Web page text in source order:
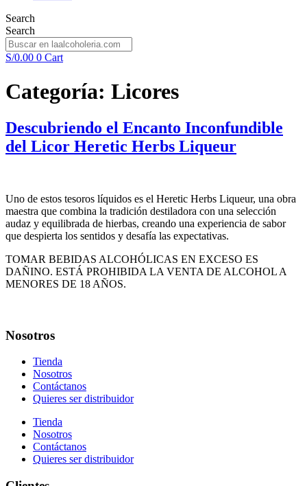
Search
Search
S/0.00 0 Cart
Categoría: Licores
Descubriendo el Encanto Inconfundible
del Licor Heretic Herbs Liqueur
Uno de estos tesoros líquidos es el Heretic Herbs Liqueur, una obra
maestra que combina la tradición destiladora con una selección
audaz y equilibrada de hierbas, creando una experiencia de sabor
que despierta los sentidos y desafía las expectativas.
TOMAR BEBIDAS ALCOHÓLICAS EN EXCESO ES
DAÑINO. ESTÁ PROHIBIDA LA VENTA DE ALCOHOL A
MENORES DE 18 AÑOS.
Nosotros
Tienda
Nosotros
Contáctanos
Quieres ser distribuidor
Tienda
Nosotros
Contáctanos
Quieres ser distribuidor